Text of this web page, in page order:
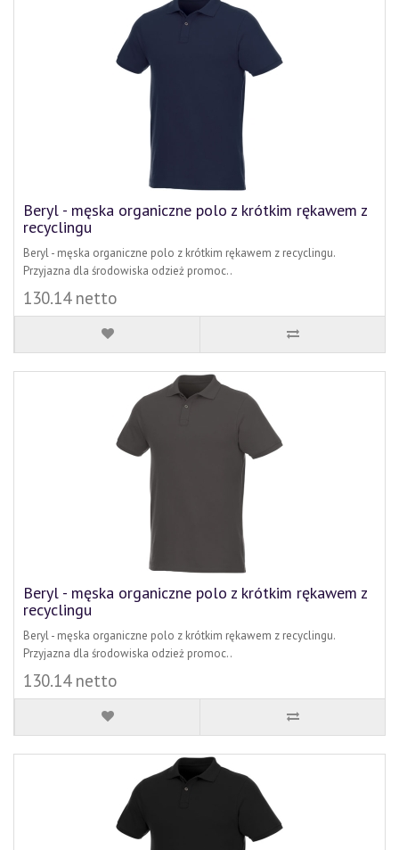
Beryl - męska organiczne polo z krótkim rękawem z
recyclingu
Beryl - męska organiczne polo z krótkim rękawem z recyclingu.
Przyjazna dla środowiska odzież promoc..
130.14 netto
Beryl - męska organiczne polo z krótkim rękawem z
recyclingu
Beryl - męska organiczne polo z krótkim rękawem z recyclingu.
Przyjazna dla środowiska odzież promoc..
130.14 netto